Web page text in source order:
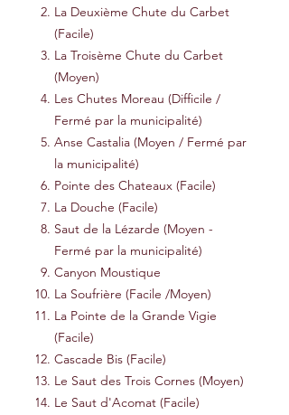
La Deuxième Chute du Carbet
(Facile)
La Troisème Chute du Carbet
(Moyen)
Les Chutes Moreau (Difficile /
Fermé par la municipalité)
Anse Castalia (Moyen / Fermé par
la municipalité)
Pointe des Chateaux (Facile)
La Douche (Facile)
Saut de la Lézarde (Moyen -
Fermé par la municipalité)
Canyon Moustique
La Soufrière (Facile /Moyen)
La Pointe de la Grande Vigie
(Facile)
Cascade Bis (Facile)
Le Saut des Trois Cornes (Moyen)
Le Saut d'Acomat (Facile)